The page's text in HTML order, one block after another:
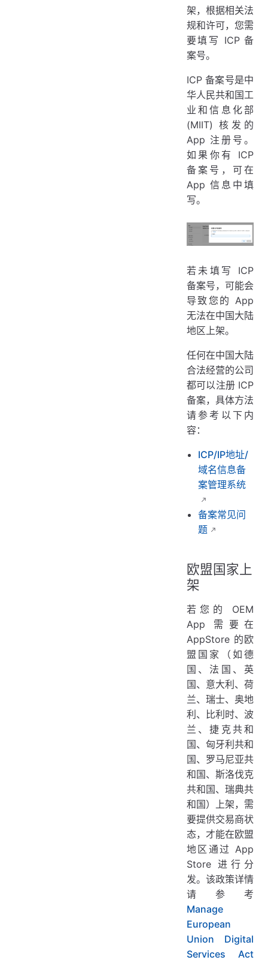
架，根据相关法
规和许可，您需
要填写 ICP 备
案号。
ICP 备案号是中
华人民共和国工
业和信息化部
(MIIT) 核发的
App 注册号。
如果你有 ICP
备案号，可在
App 信息中填
写。
若未填写 ICP
备案号，可能会
导致您的 App
无法在中国大陆
地区上架。
任何在中国大陆
合法经营的公司
都可以注册 ICP
备案，具体方法
请参考以下内
容：
ICP/IP地址/
域名信息备
案管理系统
备案常见问
题
欧盟国家上
架
若您的 OEM
App 需要在
AppStore 的欧
盟国家（如德
国、法国、英
国、意大利、荷
兰、瑞士、奥地
利、比利时、波
兰、捷克共和
国、匈牙利共和
国、罗马尼亚共
和国、斯洛伐克
共和国、瑞典共
和国）上架，需
要提供交易商状
态，才能在欧盟
地区通过 App
Store 进行分
发。该政策详情
请参考
Manage
European
Union Digital
Services Act